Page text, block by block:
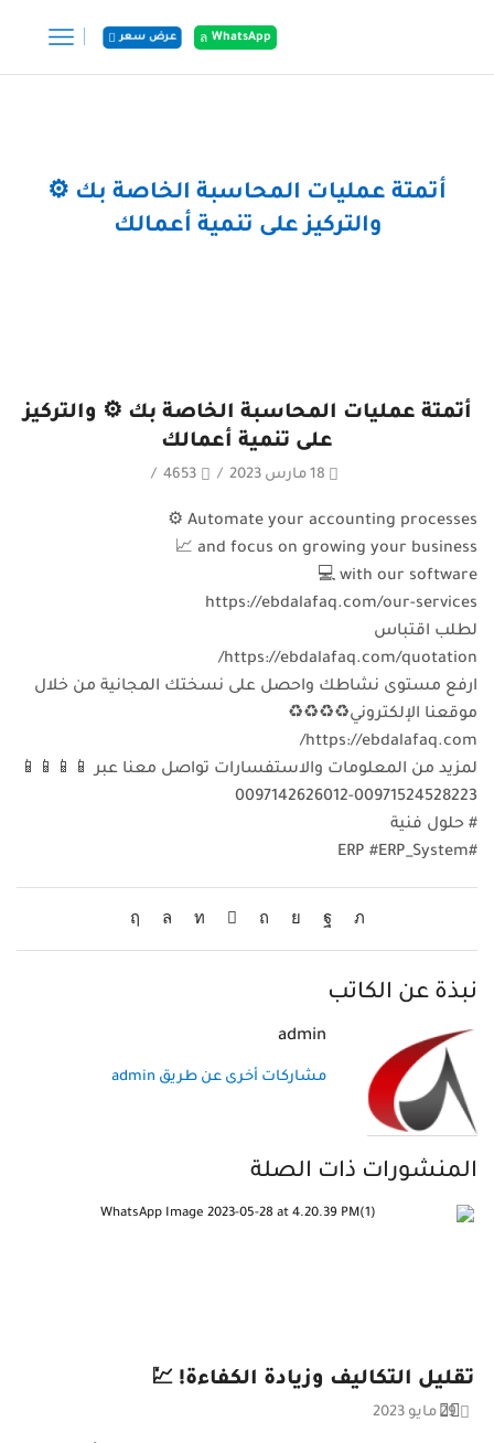
WhatsApp عرض سعر
أتمتة عمليات المحاسبة الخاصة بك ⚙
والتركيز على تنمية أعمالك
أتمتة عمليات المحاسبة الخاصة بك ⚙ والتركيز
على تنمية أعمالك
/
4653
/
Automate your accounting processes ⚙
and focus on growing your business 📈
with our software 💻
https://ebdalafaq.com/our-services
لطلب اقتباس
https://ebdalafaq.com/quotation/
ارفع مستوى نشاطك واحصل على نسختك المجانية من خلال
موقعنا الإلكتروني♻♻♻♻
https://ebdalafaq.com/
لمزيد من المعلومات والاستفسارات تواصل معنا عبر 📱📱📱📱
00971524528223-0097142626012
# حلول فنية
#ERP #ERP_System
نبذة عن الكاتب
admin
مشاركات أخرى عن طريق admin
المنشورات ذات الصلة
تقليل التكاليف وزيادة الكفاءة! 💹
29 مايو 2023